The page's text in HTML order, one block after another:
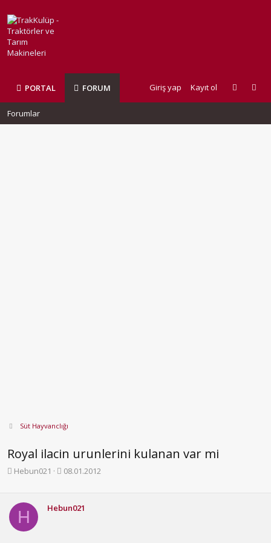
PORTAL FORUM Giriş yap Kayıt ol
Forumlar
Süt Hayvanclığı
Royal ilacin urunlerini kulanan var mi
K
b
y
Hebun021
B
a
08.01.2012
H Hebun021